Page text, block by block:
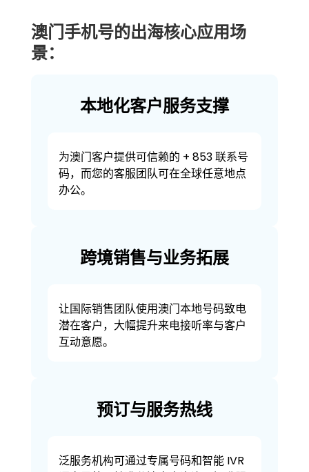
澳门手机号的出海核心应用场
景：
本地化客户服务支撑
为澳门客户提供可信赖的 + 853 联系号
码，而您的客服团队可在全球任意地点
办公。
跨境销售与业务拓展
让国际销售团队使用澳门本地号码致电
潜在客户，大幅提升来电接听率与客户
互动意愿。
预订与服务热线
泛服务机构可通过专属号码和智能 IVR